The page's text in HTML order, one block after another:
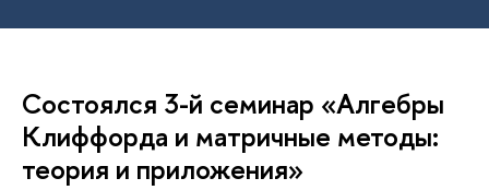
Состоялся 3-й семинар «Алгебры
Клиффорда и матричные методы:
теория и приложения»